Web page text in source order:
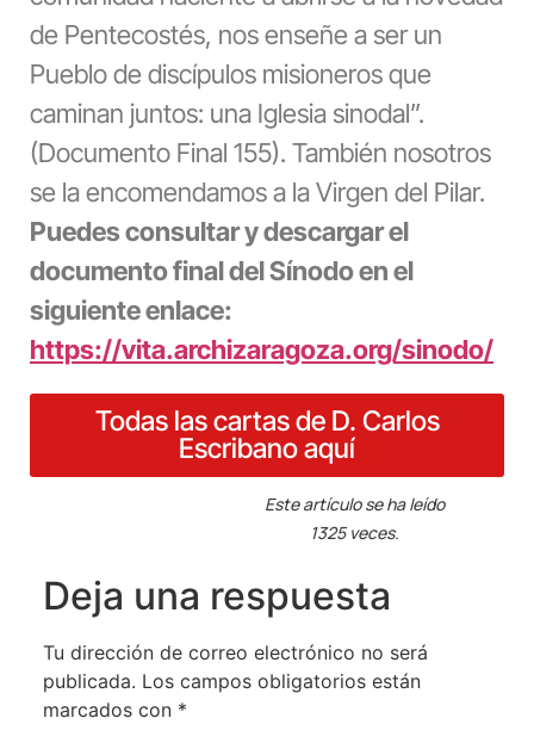
de Pentecostés, nos enseñe a ser un
Pueblo de discípulos misioneros que
caminan juntos: una Iglesia sinodal”.
(Documento Final 155). También nosotros
se la encomendamos a la Virgen del Pilar.
Puedes consultar y descargar el
documento final del Sínodo en el
siguiente enlace:
https://vita.archizaragoza.org/sinodo/
Todas las cartas de D. Carlos
Escribano aquí
Este artículo se ha leído
1325 veces.
Deja una respuesta
Tu dirección de correo electrónico no será
publicada. Los campos obligatorios están
marcados con *